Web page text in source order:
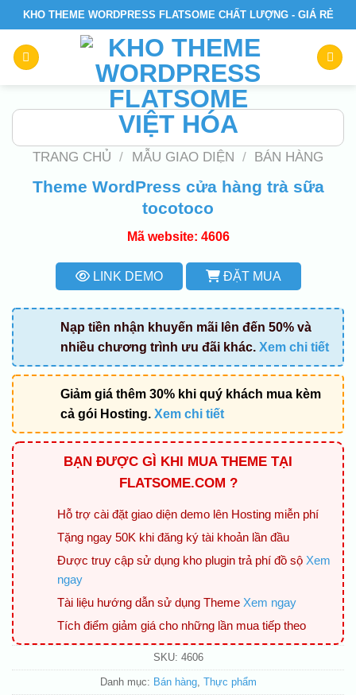
Skip
to
content
KHO THEME WORDPRESS FLATSOME CHẤT LƯỢNG - GIÁ RẺ
TRANG CHỦ / MẪU GIAO DIỆN / BÁN HÀNG
Theme WordPress cửa hàng trà sữa
tocotoco
Mã website: 4606
LINK DEMO ĐẶT MUA
Nạp tiền nhận khuyến mãi lên đến 50% và
nhiều chương trình ưu đãi khác. Xem chi tiết
Giảm giá thêm 30% khi quý khách mua kèm
cả gói Hosting. Xem chi tiết
BẠN ĐƯỢC GÌ KHI MUA THEME TẠI
FLATSOME.COM ?
Hỗ trợ cài đặt giao diện demo lên Hosting miễn phí
Tặng ngay 50K khi đăng ký tài khoản lần đầu
Được truy cập sử dụng kho plugin trả phí đồ sộ Xem
ngay
Tài liệu hướng dẫn sử dụng Theme Xem ngay
Tích điểm giảm giá cho những lần mua tiếp theo
SKU: 4606
Danh mục: Bán hàng, Thực phẩm